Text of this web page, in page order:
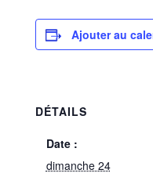
Ajouter au
DÉTAILS
Date :
dimanche 24